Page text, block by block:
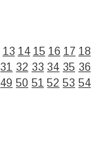
13 14 15 16 17 18
31 32 33 34 35 36
49 50 51 52 53 54